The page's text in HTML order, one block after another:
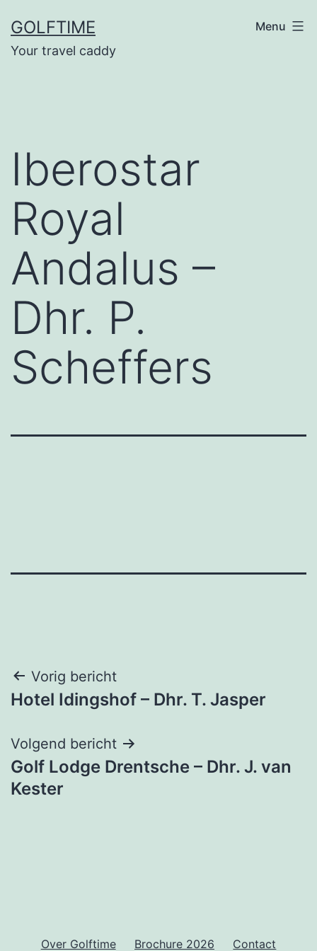
naar
de
GOLFTIME
Your travel caddy
Menu
Iberostar
Royal
Andalus –
Dhr. P.
Scheffers
Bericht
navigatie
Vorig bericht
Hotel Idingshof – Dhr. T. Jasper
Volgend bericht
Golf Lodge Drentsche – Dhr. J. van
Kester
Over Golftime Brochure 2026 Contact